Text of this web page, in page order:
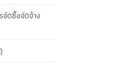
จัดซื้อจัดจ้าง